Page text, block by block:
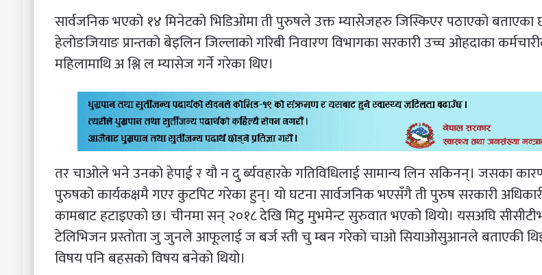
सार्वजनिक भएको १४ मिनेटको भिडिओमा ती पुरुषले उक्त म्यासेजहरु जिस्किएर पठाएको बताएका
हेलोङजियाङ प्रान्तको बेइलिन जिल्लाको गरिबी निवारण विभागका सरकारी उच्च ओहदाका
महिलामाथि अ श्लि ल म्यासेज गर्ने गरेका थिए।
तर चाओले भने उनको हेपाई र यौ न दु र्ब्यवहारके गतिविधिलाई सामान्य लिन सकिनन्। जसका
पुरुषको कार्यकक्षमै गएर कुटपिट गरेका हुन्। यो घटना सार्वजनिक भएसँगै ती पुरुष सरकारी
कामबाट हटाइएको छ। चीनमा सन् २०१८ देखि मिटु मुभमेन्ट सुरुवात भएको थियो। यसअघि
टेलिभिजन प्रस्तोता जु जुनले आफूलाई ज बर्ज स्ती चु म्बन गरेको चाओ सियाओसुआनले बताएकी
विषय पनि बहसको विषय बनेको थियो।